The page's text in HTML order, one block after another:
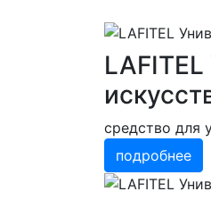
средство для
подробнее